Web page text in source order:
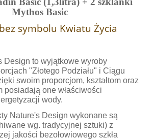
Mythos Basic
symbolu Kwiatu Życia
Design to wyjątkowe wyroby
"Złotego Podziału" i Ciągu
swoim proporcjom, kształtom oraz
posiadają one właściwości
wody.
Nature's Design wykonane są
wg. tradycyjnej sztuki) z
jakości bezołowiowego szkła